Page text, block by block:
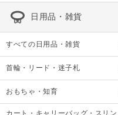
日用品・雑貨
すべての日用品・雑貨
首輪・リード・迷子札
おもちゃ・知育
カート・キャリーバッグ・スリン